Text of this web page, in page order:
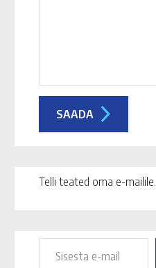
Telli teated oma e-mailile.